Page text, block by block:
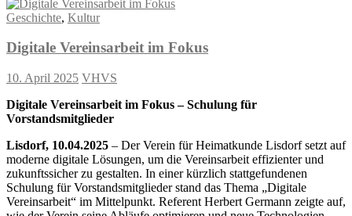
Teilen
Geschichte, Kultur
Digitale Vereinsarbeit im Fokus
10. April 2025 VHVS
Digitale Vereinsarbeit im Fokus – Schulung für
Vorstandsmitglieder
Lisdorf, 10.04.2025 – Der Verein für Heimatkunde Lisdorf setzt auf
moderne digitale Lösungen, um die Vereinsarbeit effizienter und
zukunftssicher zu gestalten. In einer kürzlich stattgefundenen
Schulung für Vorstandsmitglieder stand das Thema „Digitale
Vereinsarbeit“ im Mittelpunkt. Referent Herbert Germann zeigte auf,